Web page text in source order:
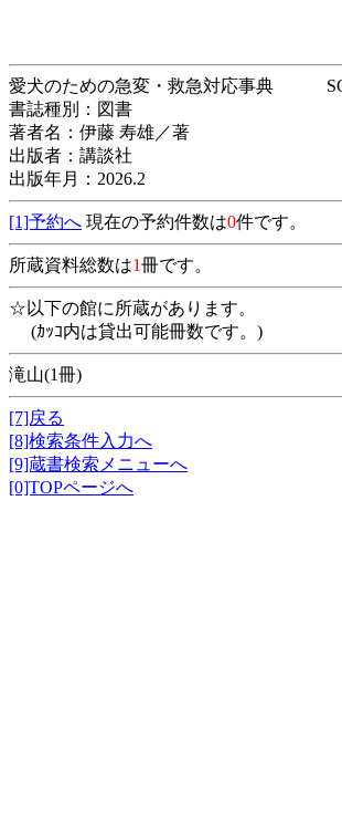
愛犬のための急変・救急対応
書誌種別：図書
著者名：伊藤 寿雄／著
出版者：講談社
出版年月：2026.2
[1]予約へ 現在の予約件数は0件です。
所蔵資料総数は1冊です。
☆以下の館に所蔵があります。
(ｶｯｺ内は貸出可能冊数です。)
滝山(1冊)
[7]戻る
[8]検索条件入力へ
[9]蔵書検索メニューへ
[0]TOPページへ